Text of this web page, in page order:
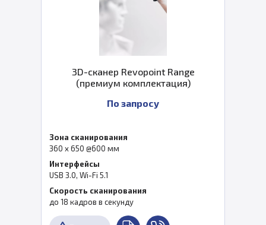
3D-сканер Revopoint Range
(премиум комплектация)
По запросу
Зона сканирования
360 x 650 @600 мм
Интерфейсы
USB 3.0, Wi-Fi 5.1
Скорость сканирования
до 18 кадров в секунду